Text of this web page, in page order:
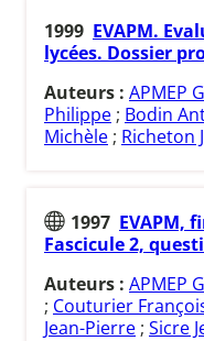
1999 EVAPM.
lycées. Dossier
Auteurs : APMEP
Philippe ; Bodin
Michèle ; Richeton
1997 EVAPM,
Fascicule 2,
Auteurs : APMEP
; Couturier
Jean-Pierre ; Sicre